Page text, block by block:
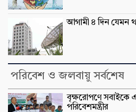
আগামী ৪ দিন যেমন
পরিবেশ ও জলবায়ু সর্বশেষ
বৃক্ষরোপণে সবাইকে
পরিবেশমন্ত্রীর